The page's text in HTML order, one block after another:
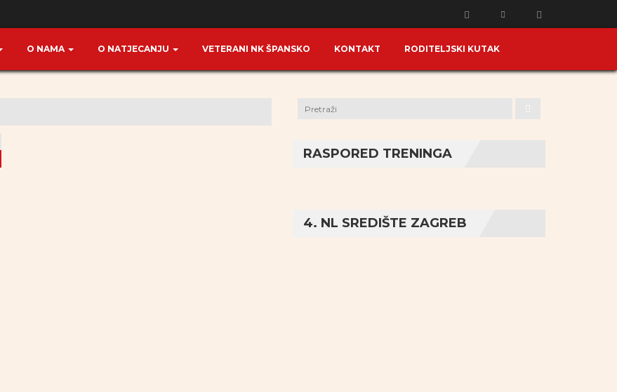
O NAMA O NATJECANJU VETERANI NK ŠPANSKO KONTAKT RODITELJSKI KUTAK
RASPORED TRENINGA
4. NL SREDIŠTE ZAGREB